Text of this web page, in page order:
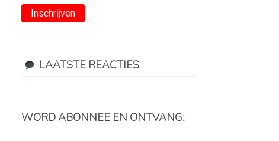
Inschrijven
LAATSTE REACTIES
WORD ABONNEE EN ONTVANG: